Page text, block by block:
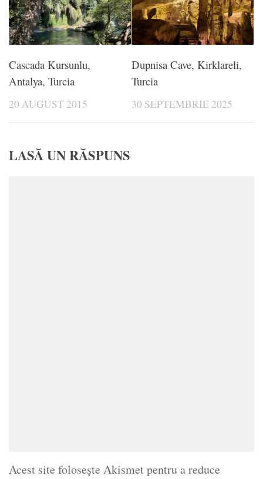
Cascada Kursunlu,
Antalya, Turcia
20 AUGUST 2015
Dupnisa Cave, Kirklareli,
Turcia
30 SEPTEMBRIE 2025
LASĂ UN RĂSPUNS
Acest site folosește Akismet pentru a reduce